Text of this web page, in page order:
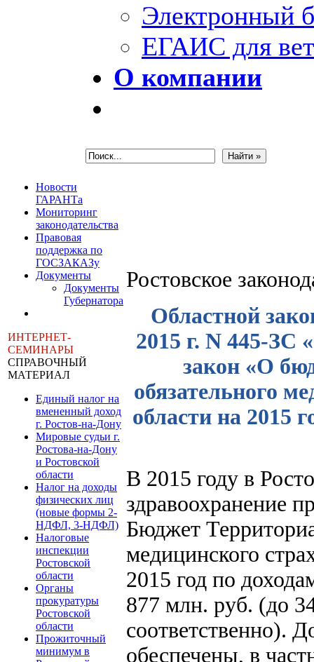
Электронный
ЕГАИС для
О компании
Новости
ГАРАНТа
Мониторинг
законодательства
Правовая
поддержка по
ГОСЗАКАЗу
Документы
Документы
Губернатора
ИНТЕРНЕТ-
СЕМИНАРЫ
СПРАВОЧНЫЙ
МАТЕРИАЛ
Единый налог на
вмененный доход
г. Ростов-на-Дону
Мировые судьи г.
Ростова-на-Дону
и Ростовской
области
Налог на доходы
физических лиц
(новые формы 2-
НДФЛ, 3-НДФЛ)
Налоговые
инспекции
Ростовской
области
Органы
прокуратуры
Ростовской
области
Прожиточный
минимум в
Ростовское
Областной
2015 г. N 445-ЗС
закон «О
обязательного
области на 2015
В 2015 году в
здравоохранение
Бюджет
медицинского
2015 год по
877 млн. руб. (до
соответственно).
обеспечены, в